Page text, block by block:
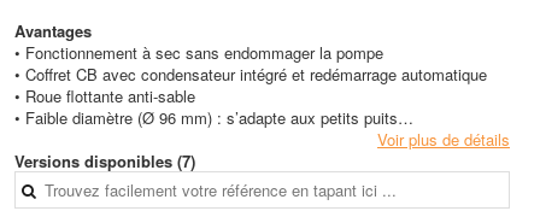
Avantages
• Fonctionnement à sec sans endommager la pompe
• Coffret CB avec condensateur intégré et redémarrage automatique
• Roue flottante anti-sable
• Faible diamètre (Ø 96 mm) : s’adapte aux petits puits
Conception
• Corps de pompe en technopolymère
Voir plus de détails
Versions disponibles (7)